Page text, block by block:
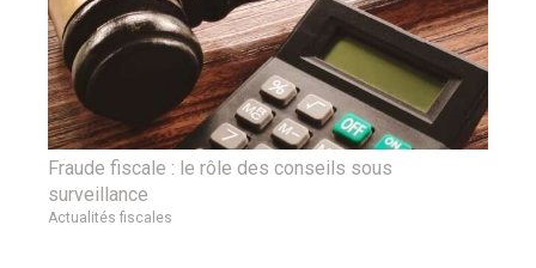
Fraude fiscale : le rôle des conseils sous
surveillance
Actualités fiscales